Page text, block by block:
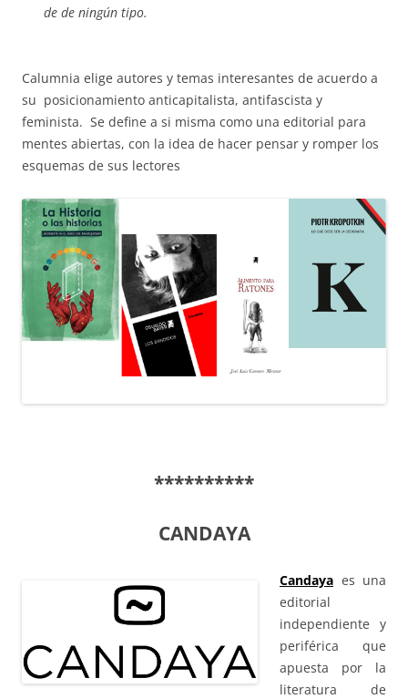
de de ningún tipo.
Calumnia elige autores y temas interesantes de acuerdo a
su posicionamiento anticapitalista, antifascista y
feminista. Se define a si misma como una editorial para
mentes abiertas, con la idea de hacer pensar y romper los
esquemas de sus lectores
**********
CANDAYA
Candaya es una
editorial
independiente y
periférica que
apuesta por la
literatura de